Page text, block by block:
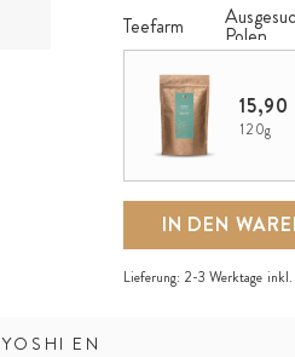
Teefarm
Polen.
Anbau
120g
IN DEN
Lieferung: 2-3 Werktage inkl.
YOSHI EN